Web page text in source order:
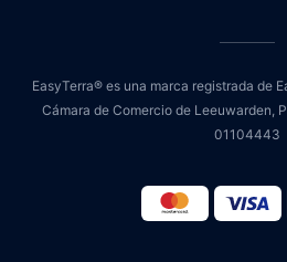
EasyTerra® es una marca registrada de
Cámara de Comercio de Leeuwarden,
01104443